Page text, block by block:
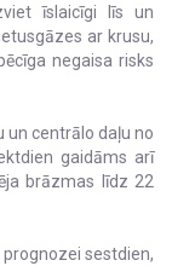
īslaicīgi līs un
ar krusu,
negaisa risks
un centrālo daļu no
gaidāms arī
brāzmas līdz 22
sestdien,